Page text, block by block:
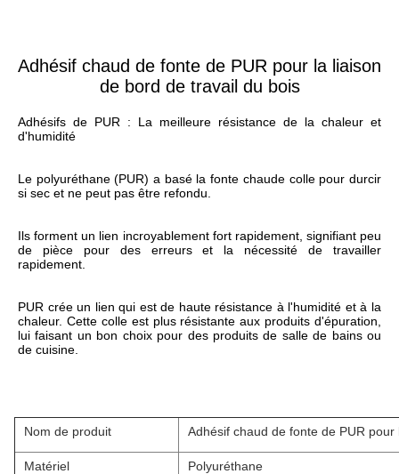
Adhésif chaud de fonte de PUR pour la liaison
de bord de travail du bois
Adhésifs de PUR : La meilleure résistance de la chaleur et
d'humidité
Le polyuréthane (PUR) a basé la fonte chaude colle pour durcir
si sec et ne peut pas être refondu.
Ils forment un lien incroyablement fort rapidement, signifiant peu
de pièce pour des erreurs et la nécessité de travailler
rapidement.
PUR crée un lien qui est de haute résistance à l'humidité et à la
chaleur. Cette colle est plus résistante aux produits d'épuration,
lui faisant un bon choix pour des produits de salle de bains ou
de cuisine.
Nom de produit Adhésif chaud de fonte de PUR
Matériel Polyuréthane